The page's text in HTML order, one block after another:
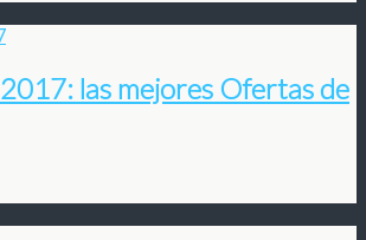
las mejores Ofertas de